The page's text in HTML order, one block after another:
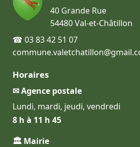
40 Grande Rue
54480 Val-et-Châtillon
☎ 03 83 42 51 07
Horaires
✉ Agence postale
Lundi, mardi, jeudi, vendredi
8 h à 11 h 45
🏛 Mairie